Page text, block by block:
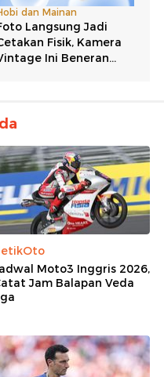
Moto3 Inggris 2026,
Jam Balapan Veda